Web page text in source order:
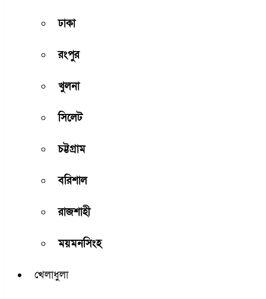
ঢাকা
রংপুর
খুলনা
সিলেট
চট্টগ্রাম
বরিশাল
রাজশাহী
ময়মনসিংহ
খেলাধুলা